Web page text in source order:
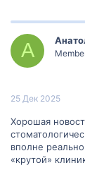
А
25 Дек 2025
Хорошая
вполне
«крутой»